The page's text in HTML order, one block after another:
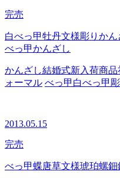
完売
白べっ甲牡丹文様彫りか
べっ甲かんざし
かんざし結婚式新入荷商品
ォーマル べっ甲 白べっ甲
2013.05.15
完売
べっ甲蝶唐草文様琥珀螺鈿